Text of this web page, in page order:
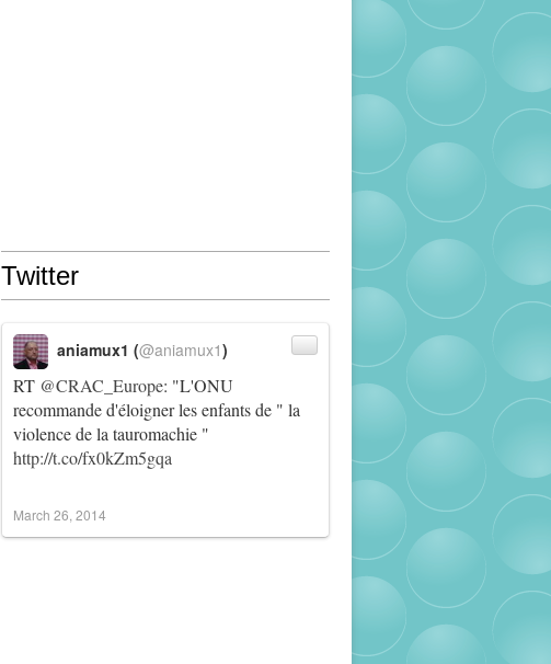
Twitter
RT @CRAC_Europe: "L'ONU
recommande d'éloigner les enfants de " la
violence de la tauromachie "
http://t.co/fx0kZm5gqa
aniamux1 (@aniamux1)
March 26, 2014